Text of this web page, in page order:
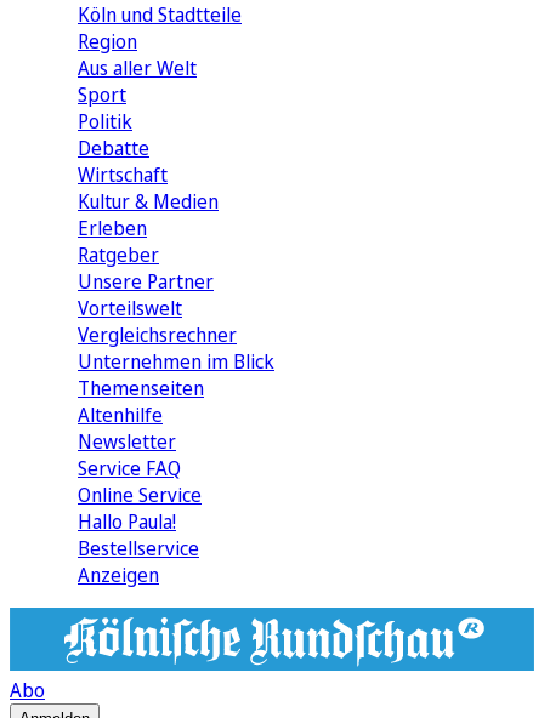
Köln und Stadtteile
Region
Aus aller Welt
Sport
Politik
Debatte
Wirtschaft
Kultur & Medien
Erleben
Ratgeber
Unsere Partner
Vorteilswelt
Vergleichsrechner
Unternehmen im Blick
Themenseiten
Altenhilfe
Newsletter
Service FAQ
Online Service
Hallo Paula!
Bestellservice
Anzeigen
Abo